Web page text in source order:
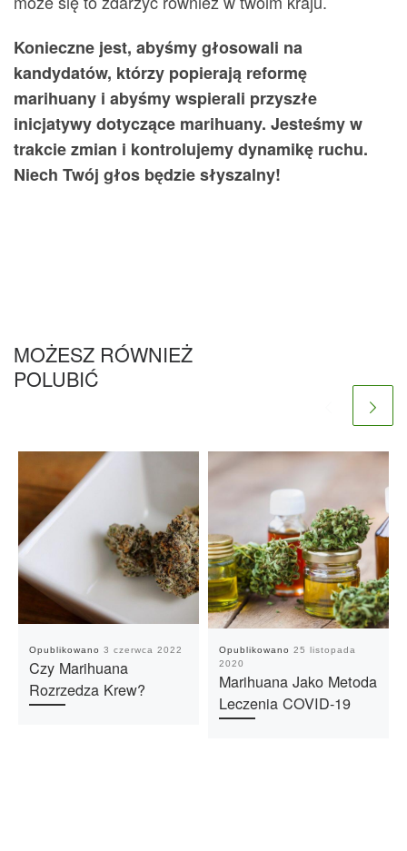
Konieczne jest, abyśmy głosowali na
kandydatów, którzy popierają reformę
marihuany i abyśmy wspierali przyszłe
inicjatywy dotyczące marihuany. Jesteśmy w
trakcie zmian i kontrolujemy dynamikę ruchu.
Niech Twój głos będzie słyszalny!
MOŻESZ RÓWNIEŻ
POLUBIĆ
Opublikowano 3 czerwca 2022
Czy Marihuana
Rozrzedza Krew?
Opublikowano 25 listopada
2020
Marihuana Jako Metoda
Leczenia COVID-19